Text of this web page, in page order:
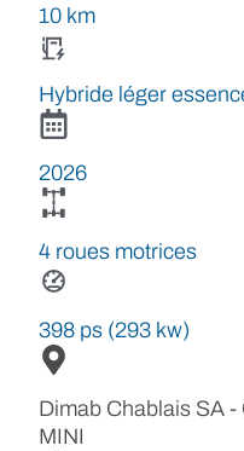
10 km
Hybride léger
2026
4 roues motrices
398 ps (293 kw)
Dimab Chablais SA
MINI